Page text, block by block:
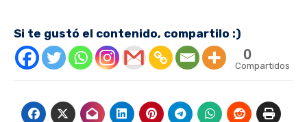
Si te gustó el contenido, compartilo :)
0
Compartidos